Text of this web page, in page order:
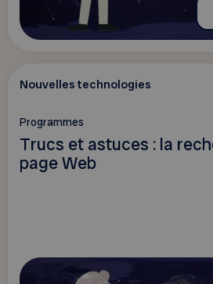
Nouvelles technologies
Programmes
Trucs et astuces : la
page Web